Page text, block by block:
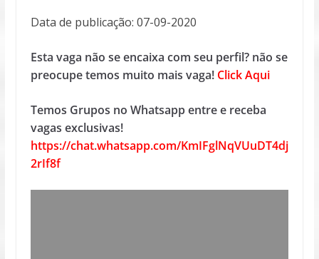
Data de publicação: 07-09-2020
Esta vaga não se encaixa com seu perfil? não se
preocupe temos muito mais vaga! Click Aqui
Temos Grupos no Whatsapp entre e receba
vagas exclusivas!
https://chat.whatsapp.com/KmIFglNqVUuDT4dj
2rIf8f